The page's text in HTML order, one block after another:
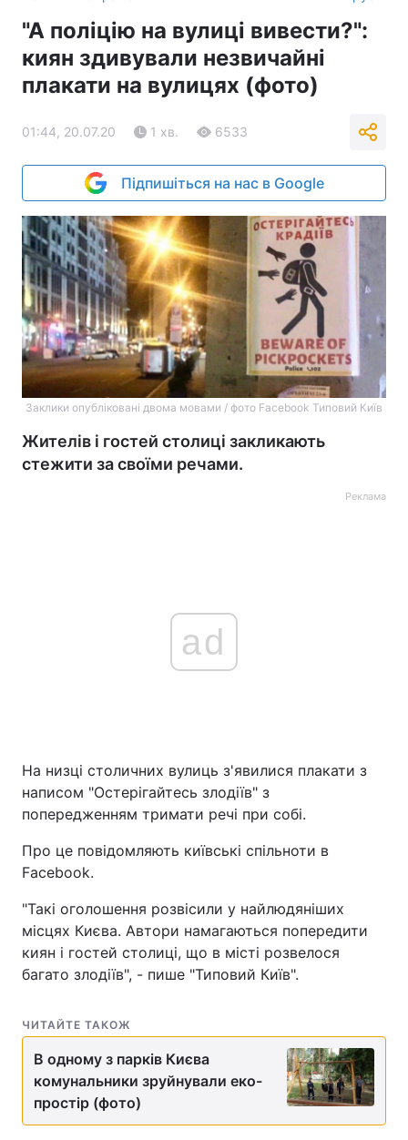
"А поліцію на вулиці вивести?":
киян здивували незвичайні
плакати на вулицях (фото)
01:44, 20.07.20 1 хв. 6533
Підпишіться на нас в Google
Заклики опубліковані двома мовами / фото Facebook Типовий Київ
Жителів і гостей столиці закликають
стежити за своїми речами.
Реклама
ad
На низці столичних вулиць з'явилися плакати з
написом "Остерігайтесь злодіїв" з
попередженням тримати речі при собі.
Про це повідомляють київські спільноти в
Facebook.
"Такі оголошення розвісили у найлюдяніших
місцях Києва. Автори намагаються попередити
киян і гостей столиці, що в місті розвелося
багато злодіїв", - пише "Типовий Київ".
ЧИТАЙТЕ ТАКОЖ
В одному з парків Києва
комунальники зруйнували еко-
простір (фото)